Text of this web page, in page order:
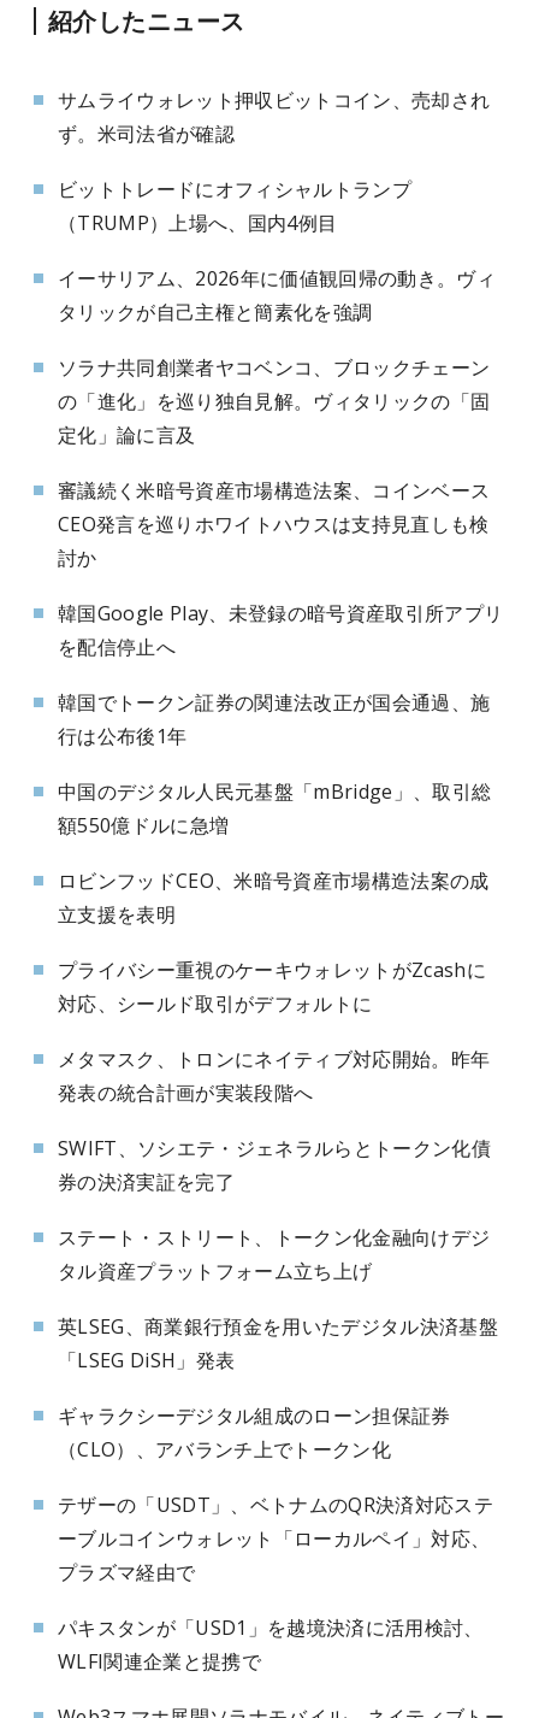
紹介したニュース
サムライウォレット押収ビットコイン、売却され
ず。米司法省が確認
ビットトレードにオフィシャルトランプ
（TRUMP）上場へ、国内4例目
イーサリアム、2026年に価値観回帰の動き。ヴィ
タリックが自己主権と簡素化を強調
ソラナ共同創業者ヤコベンコ、ブロックチェーン
の「進化」を巡り独自見解。ヴィタリックの「固
定化」論に言及
審議続く米暗号資産市場構造法案、コインベース
CEO発言を巡りホワイトハウスは支持見直しも検
討か
韓国Google Play、未登録の暗号資産取引所アプリ
を配信停止へ
韓国でトークン証券の関連法改正が国会通過、施
行は公布後1年
中国のデジタル人民元基盤「mBridge」、取引総
額550億ドルに急増
ロビンフッドCEO、米暗号資産市場構造法案の成
立支援を表明
プライバシー重視のケーキウォレットがZcashに
対応、シールド取引がデフォルトに
メタマスク、トロンにネイティブ対応開始。昨年
発表の統合計画が実装段階へ
SWIFT、ソシエテ・ジェネラルらとトークン化債
券の決済実証を完了
ステート・ストリート、トークン化金融向けデジ
タル資産プラットフォーム立ち上げ
英LSEG、商業銀行預金を用いたデジタル決済基盤
「LSEG DiSH」発表
ギャラクシーデジタル組成のローン担保証券
（CLO）、アバランチ上でトークン化
テザーの「USDT」、ベトナムのQR決済対応ステ
ーブルコインウォレット「ローカルペイ」対応、
プラズマ経由で
パキスタンが「USD1」を越境決済に活用検討、
WLFI関連企業と提携で